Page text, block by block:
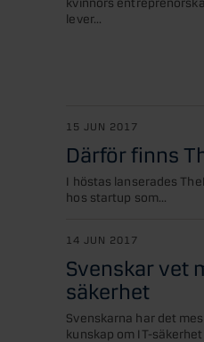
lever...
15 JUN 2017
Därför finns
I höstas lanserades
hos startup som...
14 JUN 2017
Svenskar vet
säkerhet
Svenskarna har det
kunskap om IT-säkerhet